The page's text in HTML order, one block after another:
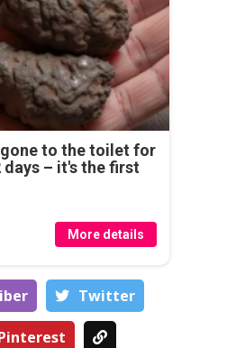
gone to the toilet for
days – it's the first
More details
Тwitter